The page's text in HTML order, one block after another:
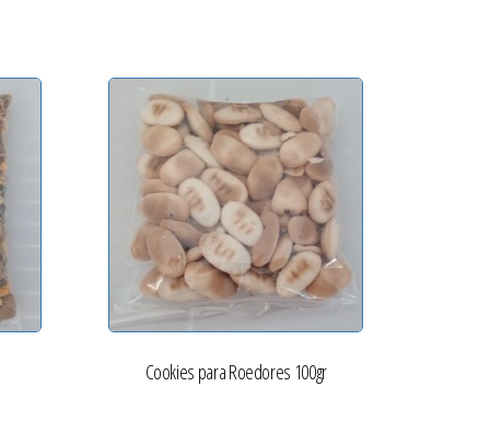
Cookies para Roedores 100gr